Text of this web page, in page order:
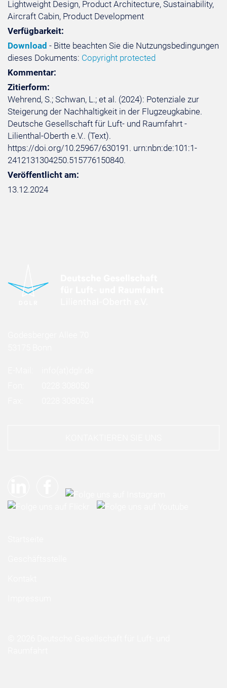
Lightweight Design, Product Architecture, Sustainability,
Aircraft Cabin, Product Development
Verfügbarkeit:
Download - Bitte beachten Sie die Nutzungsbedingungen
dieses Dokuments: Copyright protected
Kommentar:
Zitierform:
Wehrend, S.; Schwan, L.; et al. (2024): Potenziale zur
Steigerung der Nachhaltigkeit in der Flugzeugkabine.
Deutsche Gesellschaft für Luft- und Raumfahrt -
Lilienthal-Oberth e.V.. (Text).
https://doi.org/10.25967/630191. urn:nbn:de:101:1-
2412131304250.515776150840.
Veröffentlicht am:
13.12.2024